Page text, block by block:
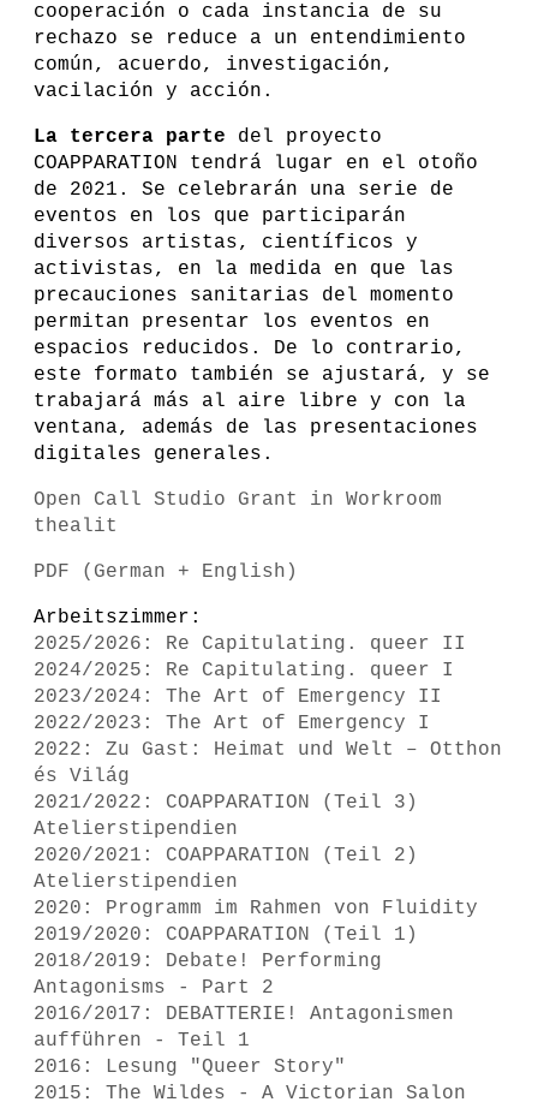
cooperación o cada instancia de su
rechazo se reduce a un entendimiento
común, acuerdo, investigación,
vacilación y acción.
La tercera parte del proyecto
COAPPARATION tendrá lugar en el otoño
de 2021. Se celebrarán una serie de
eventos en los que participarán
diversos artistas, científicos y
activistas, en la medida en que las
precauciones sanitarias del momento
permitan presentar los eventos en
espacios reducidos. De lo contrario,
este formato también se ajustará, y se
trabajará más al aire libre y con la
ventana, además de las presentaciones
digitales generales.
Open Call Studio Grant in Workroom
thealit
PDF (German + English)
Arbeitszimmer:
2025/2026: Re Capitulating. queer II
2024/2025: Re Capitulating. queer I
2023/2024: The Art of Emergency II
2022/2023: The Art of Emergency I
2022: Zu Gast: Heimat und Welt – Otthon
és Világ
2021/2022: COAPPARATION (Teil 3)
Atelierstipendien
2020/2021: COAPPARATION (Teil 2)
Atelierstipendien
2020: Programm im Rahmen von Fluidity
2019/2020: COAPPARATION (Teil 1)
2018/2019: Debate! Performing
Antagonisms - Part 2
2016/2017: DEBATTERIE! Antagonismen
aufführen - Teil 1
2016: Lesung "Queer Story"
2015: The Wildes - A Victorian Salon